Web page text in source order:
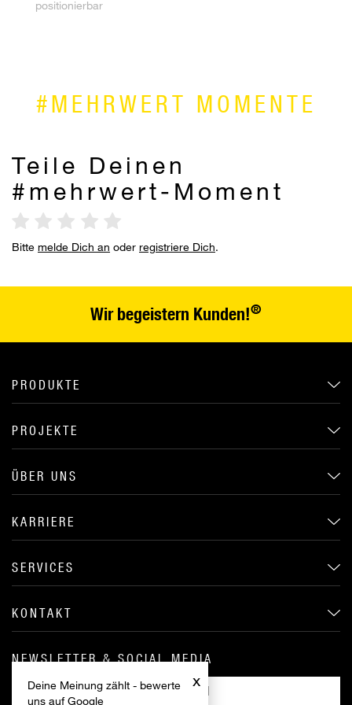
x
Deine Meinung zählt - bewerte
uns auf Google
positionierbar
#MEHRWERT MOMENTE
Teile Deinen
#mehrwert-Moment
Bitte melde Dich an oder registriere Dich.
Wir begeistern Kunden!®
PRODUKTE
PROJEKTE
ÜBER UNS
KARRIERE
SERVICES
KONTAKT
NEWSLETTER & SOCIAL MEDIA
ANMELDEN